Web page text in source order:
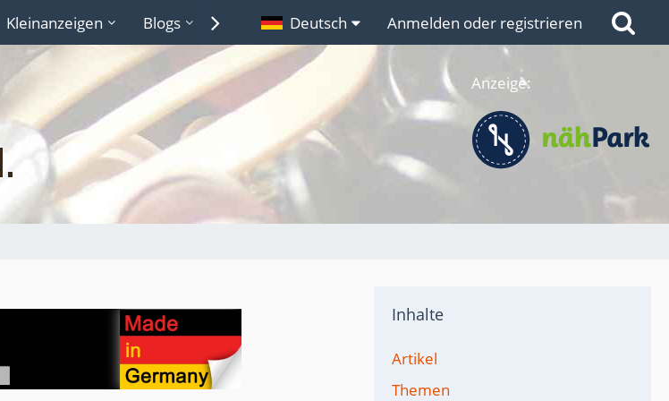
Kleinanzeigen Blogs Lexikon Links
Deutsch Anmelden oder registrieren
Anzeige:
Inhalte
Artikel
Themen